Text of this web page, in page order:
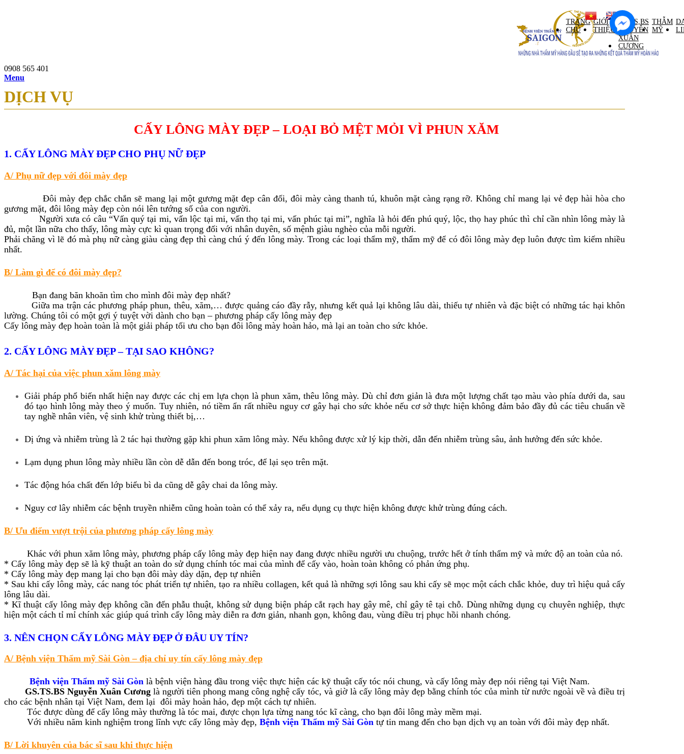
TRANG
CHỦ
GIỚI
THIỆU
GS,TS,BS
NGUYỄN
XUÂN
CƯƠNG
THẪM
MỸ
0908 565 401
Menu
DỊCH VỤ
CẤY LÔNG MÀY ĐẸP – LOẠI BỎ MỆT MỎI VÌ PHUN XĂM
1. CẤY LÔNG MÀY ĐẸP CHO PHỤ NỮ ĐẸP
A/ Phụ nữ đẹp với đôi mày đẹp
Đôi mày đẹp chắc chắn sẽ mang lại một gương mặt đẹp cân đối, đôi mày càng thanh tú, khuôn mặt càng rạng rỡ. Không chỉ mang lại vẻ đẹp hài hòa cho
gương mặt, đôi lông mày đẹp còn nói lên tướng số của con người.
Người xưa có câu “Vấn quý tại mi, vấn lộc tại mi, vấn thọ tại mi, vấn phúc tại mi”, nghĩa là hỏi đến phú quý, lộc, thọ hay phúc thì chỉ cần nhìn lông mày là
đủ, một lần nữa cho thấy, lông mày cực kì quan trọng đối với nhân duyên, số mệnh giàu nghèo của mỗi người.
Phải chăng vì lẽ đó mà phụ nữ càng giàu càng đẹp thì càng chú ý đến lông mày. Trong các loại thẩm mỹ, thẩm mỹ để có đôi lông mày đẹp luôn được tìm kiếm nhiều
nhất.
B/ Làm gì để có đôi mày đẹp?
Bạn đang băn khoăn tìm cho mình đôi mày đẹp nhất?
Giữa ma trận các phương pháp phun, thêu, xăm,… được quảng cáo đầy rẫy, nhưng kết quả lại không lâu dài, thiếu tự nhiên và đặc biệt có những tác hại khôn
lường. Chúng tôi có một gợi ý tuyệt vời dành cho bạn – phương pháp cấy lông mày đẹp
Cấy lông mày đẹp hoàn toàn là một giải pháp tối ưu cho bạn đôi lông mày hoàn hảo, mà lại an toàn cho sức khỏe.
2. CẤY LÔNG MÀY ĐẸP – TẠI SAO KHÔNG?
A/ Tác hại của việc phun xăm lông mày
Giải pháp phổ biến nhất hiện nay được các chị em lựa chọn là phun xăm, thêu lông mày. Dù chỉ đơn giản là đưa một lượng chất tạo màu vào phía dưới da, sau
đó tạo hình lông mày theo ý muốn. Tuy nhiên, nó tiềm ẩn rất nhiều nguy cơ gây hại cho sức khỏe nếu cơ sở thực hiện không đảm bảo đầy đủ các tiêu chuẩn về
tay nghề nhân viên, vệ sinh khử trùng thiết bị,…
Dị ứng và nhiễm trùng là 2 tác hại thường gặp khi phun xăm lông mày. Nếu không được xử lý kịp thời, dẫn đến nhiễm trùng sâu, ảnh hưởng đến sức khỏe.
Lạm dụng phun lông mày nhiều lần còn dễ dẫn đến bong tróc, để lại sẹo trên mặt.
Tác động hóa chất đến lớp biểu bì da cũng dễ gây chai da lông mày.
Nguy cơ lây nhiễm các bệnh truyền nhiễm cũng hoàn toàn có thể xảy ra, nếu dụng cụ thực hiện không được khử trùng đúng cách.
B/ Ưu điểm vượt trội của phương pháp cấy lông mày
Khác với phun xăm lông mày, phương pháp cấy lông mày đẹp hiện nay đang được nhiều người ưu chuộng, trước hết ở tính thẩm mỹ và mức độ an toàn của nó.
* Cấy lông mày đẹp sẽ là kỹ thuật an toàn do sử dụng chính tóc mai của mình để cấy vào, hoàn toàn không có phản ứng phụ.
* Cấy lông mày đẹp mang lại cho bạn đôi mày dày dặn, đẹp tự nhiên
* Sau khi cấy lông mày, các nang tóc phát triển tự nhiên, tạo ra nhiều collagen, kết quả là những sợi lông sau khi cấy sẽ mọc một cách chắc khỏe, duy trì hiệu quả cấy
lông lâu dài.
* Kĩ thuật cấy lông mày đẹp không cần đến phẫu thuật, không sử dụng biện pháp cắt rạch hay gây mê, chỉ gây tê tại chỗ. Dùng những dụng cụ chuyên nghiệp, thực
hiện một cách tỉ mỉ chính xác giúp quá trình cấy lông mày diễn ra đơn giản, nhanh gọn, không đau, vùng điều trị phục hồi nhanh chóng.
3. NÊN CHỌN CẤY LÔNG MÀY ĐẸP Ở ĐÂU UY TÍN?
A/ Bệnh viện Thẩm mỹ Sài Gòn – địa chỉ uy tín cấy lông mày đẹp
Bệnh viện Thẩm mỹ Sài Gòn là bệnh viện hàng đầu trong việc thực hiện các kỹ thuật cấy tóc nói chung, và cấy lông mày đẹp nói riêng tại Việt Nam.
GS.TS.BS Nguyễn Xuân Cươnglà người tiên phong mang công nghệ cấy tóc, và giờ là cấy lông mày đẹp bằng chính tóc của mình từ nước ngoài về và điều trị
cho các bệnh nhân tại Việt Nam, đem lại đôi mày hoàn hảo, đẹp một cách tự nhiên.
Tóc được dùng để cấy lông mày thường là tóc mai, được chọn lựa từng nang tóc kĩ càng, cho bạn đôi lông mày mềm mại.
Với nhiều năm kinh nghiệm trong lĩnh vực cấy lông mày đẹp, Bệnh viện Thẩm mỹ Sài Gòn tự tin mang đến cho bạn dịch vụ an toàn với đôi mày đẹp nhất.
B/ Lời khuyên của bác sĩ sau khi thực hiện